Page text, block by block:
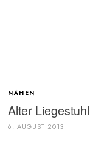
NÄHEN
Alter
6. AUGUST 2013